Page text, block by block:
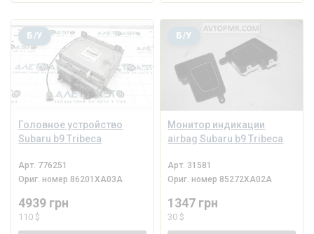
Головное устройство
Subaru b9 Tribeca
Б/У
Арт. 776251
Ориг. номер 86201XA03A
4939 грн
110 $
Монитор индикации
airbag Subaru b9 Tribeca
Б/У
Арт. 31581
Ориг. номер 85272XA02A
1347 грн
30 $